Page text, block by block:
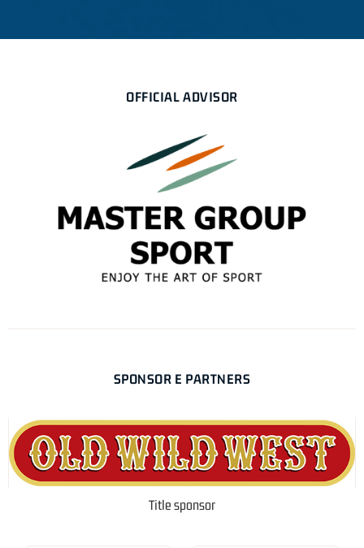
OFFICIAL ADVISOR
SPONSOR E PARTNERS
Title sponsor